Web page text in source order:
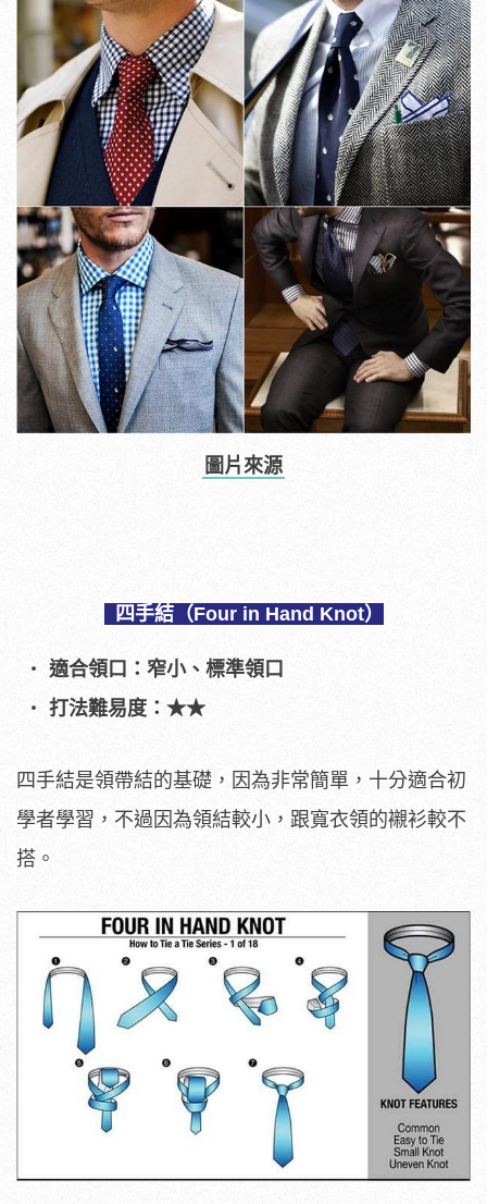
圖片來源
四手結（Four in Hand Knot）
適合領口：窄小、標準領口
打法難易度：★★
四手結是領帶結的基礎，因為非常簡單，十分適合初
學者學習，不過因為領結較小，跟寬衣領的襯衫較不
搭。